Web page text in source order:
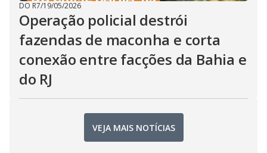
DO R7/19/05/2026
Operação policial destrói
fazendas de maconha e corta
conexão entre facções da Bahia e
do RJ
VEJA MAIS NOTÍCIAS